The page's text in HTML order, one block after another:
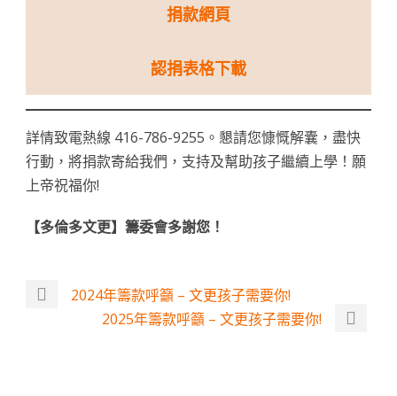
捐款網頁
認捐表格下載
詳情致電熱線 416-786-9255。懇請您慷慨解囊，盡快
行動，將捐款寄給我們，支持及幫助孩子繼續上學！願
上帝祝福你!
【多倫多文更】籌委會多謝您！
2024年籌款呼籲 – 文更孩子需要你!
2025年籌款呼籲 – 文更孩子需要你!